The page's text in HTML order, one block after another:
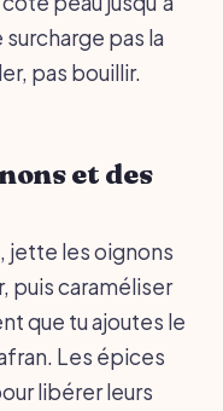
pas la
pas bouillir.
et des
jette les oignons
puis caraméliser
que tu ajoutes le
Les épices
libérer leurs